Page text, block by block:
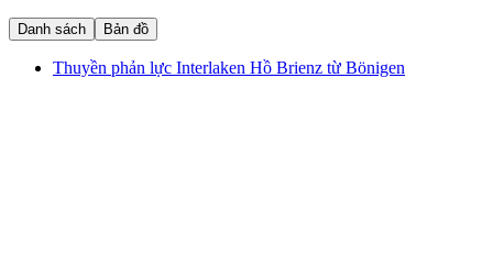
Danh sách Bản đồ
Thuyền phản lực Interlaken Hồ Brienz từ Bönigen